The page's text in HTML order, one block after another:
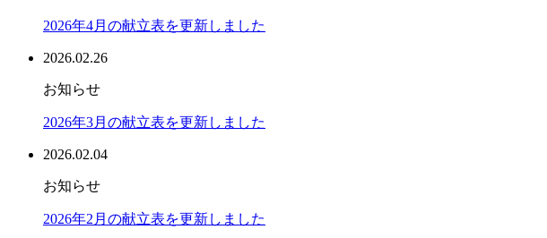
2026年4月の献立表を更新しました
2026.02.26
お知らせ
2026年3月の献立表を更新しました
2026.02.04
お知らせ
2026年2月の献立表を更新しました